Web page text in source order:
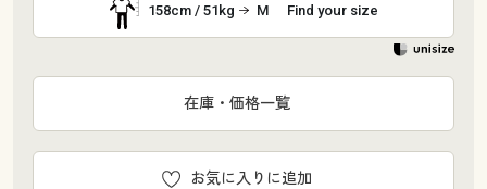
158cm / 51kg M Find your size
お気に入りに追加
在庫・価格一覧